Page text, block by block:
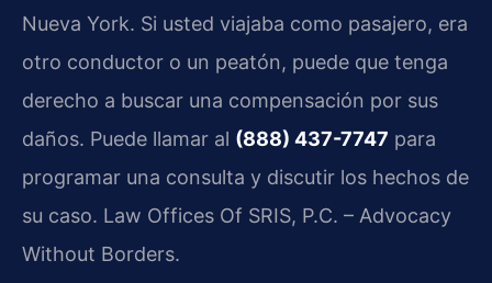
Nueva York. Si usted viajaba como pasajero, era
otro conductor o un peatón, puede que tenga
derecho a buscar una compensación por sus
daños. Puede llamar al (888) 437-7747 para
programar una consulta y discutir los hechos de
su caso. Law Offices Of SRIS, P.C. – Advocacy
Without Borders.